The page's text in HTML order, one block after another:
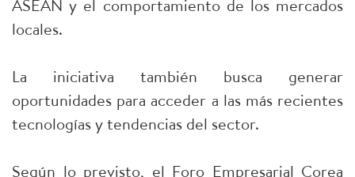
ASEAN y el comportamiento de los mercados
locales.
La iniciativa también busca generar
oportunidades para acceder a las más recientes
tecnologías y tendencias del sector.
Según lo previsto, el Foro Empresarial Corea